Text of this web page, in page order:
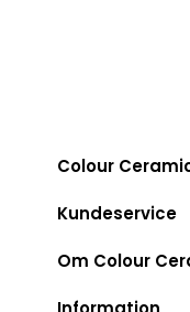
Colour
Kundeservice
Om Colour